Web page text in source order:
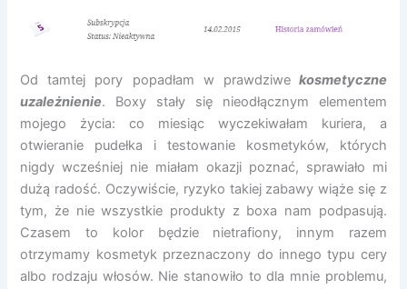
Od tamtej pory popadłam w prawdziwekosmetyczne
uzależnienie. Boxy stały się nieodłącznym elementem
mojego życia: co miesiąc wyczekiwałam kuriera, a
otwieranie pudełka i testowanie kosmetyków, których
nigdy wcześniej nie miałam okazji poznać, sprawiało mi
dużą radość. Oczywiście, ryzyko takiej zabawy wiąże się z
tym, że nie wszystkie produkty z boxa nam podpasują.
Czasem to kolor będzie nietrafiony, innym razem
otrzymamy kosmetyk przeznaczony do innego typu cery
albo rodzaju włosów. Nie stanowiło to dla mnie problemu,